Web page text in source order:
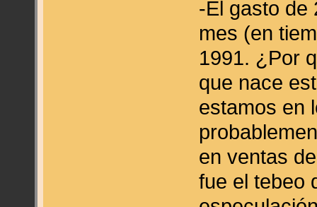
-El gasto de
mes (en
1991. ¿Por
que nace
estamos en
en ventas
fue el tebeo